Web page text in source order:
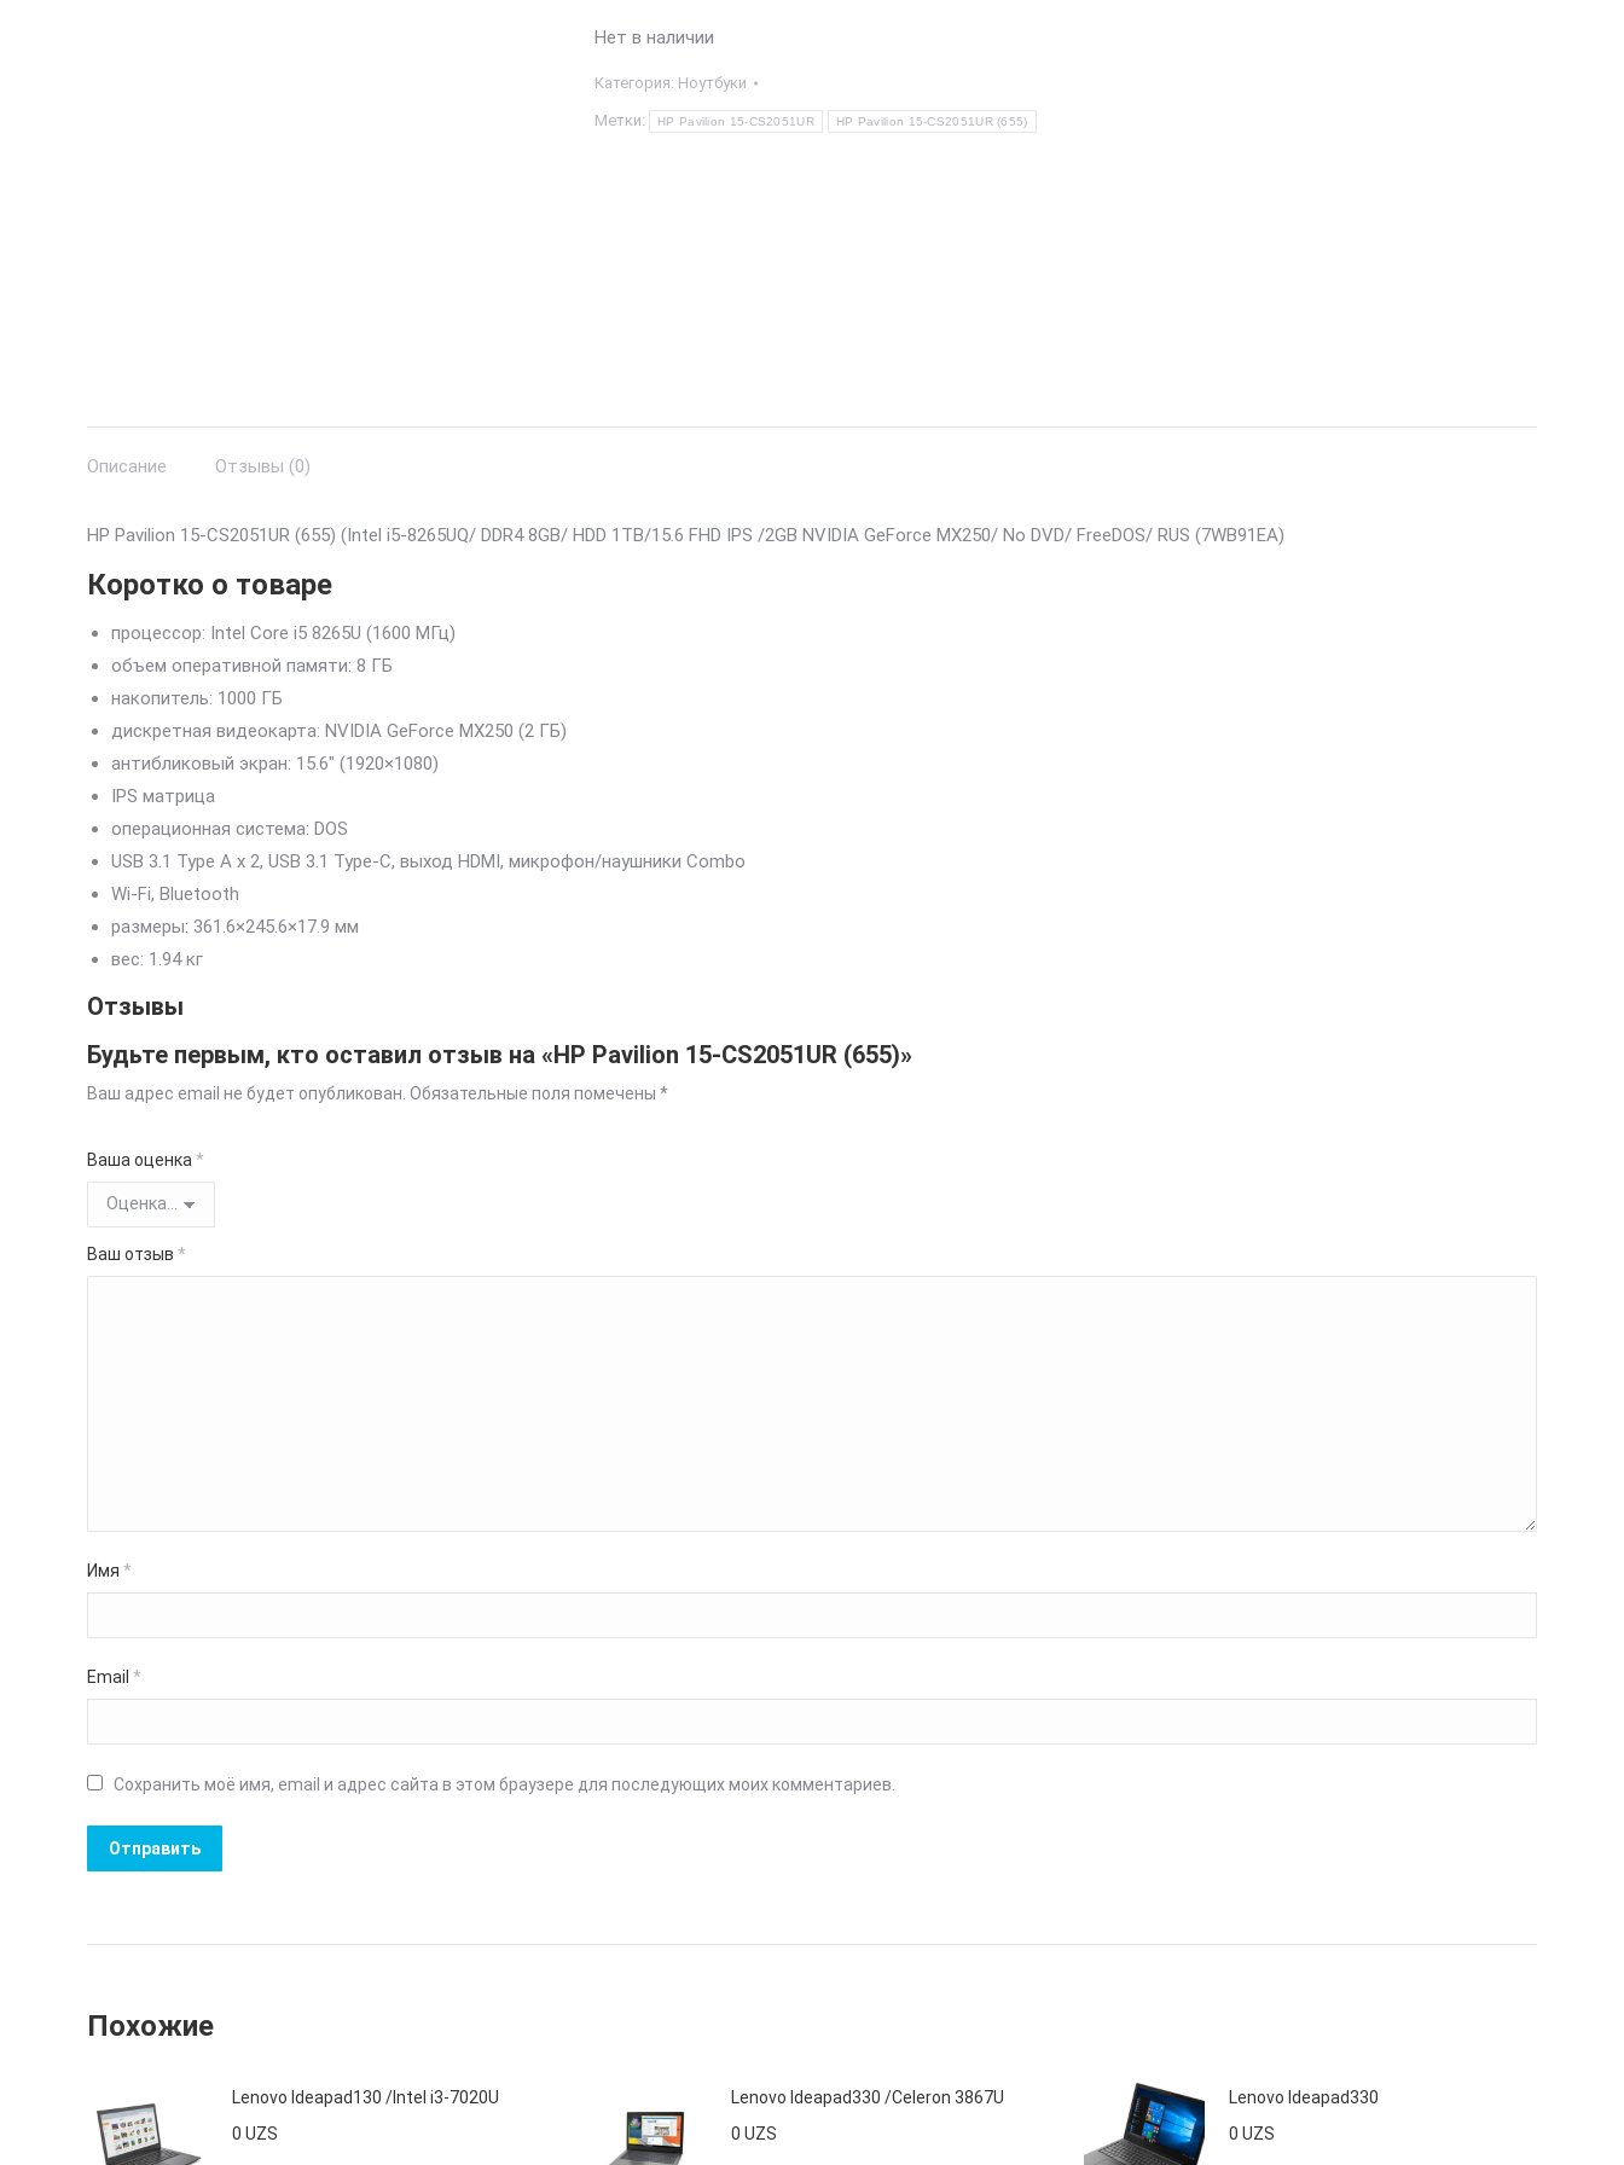
Нет в наличии
Категория: Ноутбуки
Метки: HP Pavilion 15-CS2051UR HP Pavilion 15-CS2051UR (655)
Описание Отзывы (0)
HP Pavilion 15-CS2051UR (655) (Intel i5-8265UQ/ DDR4 8GB/ HDD 1TB/15.6 FHD IPS /2GB NVIDIA GeForce MX250/ No DVD/ FreeDOS/ RUS (7WB91EA)
Коротко о товаре
процессор: Intel Core i5 8265U (1600 МГц)
объем оперативной памяти: 8 ГБ
накопитель: 1000 ГБ
дискретная видеокарта: NVIDIA GeForce MX250 (2 ГБ)
антибликовый экран: 15.6″ (1920×1080)
IPS матрица
операционная система: DOS
USB 3.1 Type A x 2, USB 3.1 Type-С, выход HDMI, микрофон/наушники Combo
Wi-Fi, Bluetooth
pазмеры: 361.6×245.6×17.9 мм
вес: 1.94 кг
Отзывы
Будьте первым, кто оставил отзыв на «HP Pavilion 15-CS2051UR (655)»
Ваш адрес email не будет опубликован. Обязательные поля помечены *
Ваша оценка *
Ваш отзыв *
Имя *
Email *
Сохранить моё имя, email и адрес сайта в этом браузере для последующих моих комментариев.
Похожие
Lenovo Ideapad130 /Intel i3-7020U
0 UZS
Lenovo Ideapad330 /Celeron 3867U
0 UZS
Lenovo Ideapad330
0 UZS